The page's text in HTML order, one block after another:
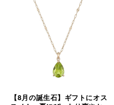
【8月の誕生石】ギフトにオス